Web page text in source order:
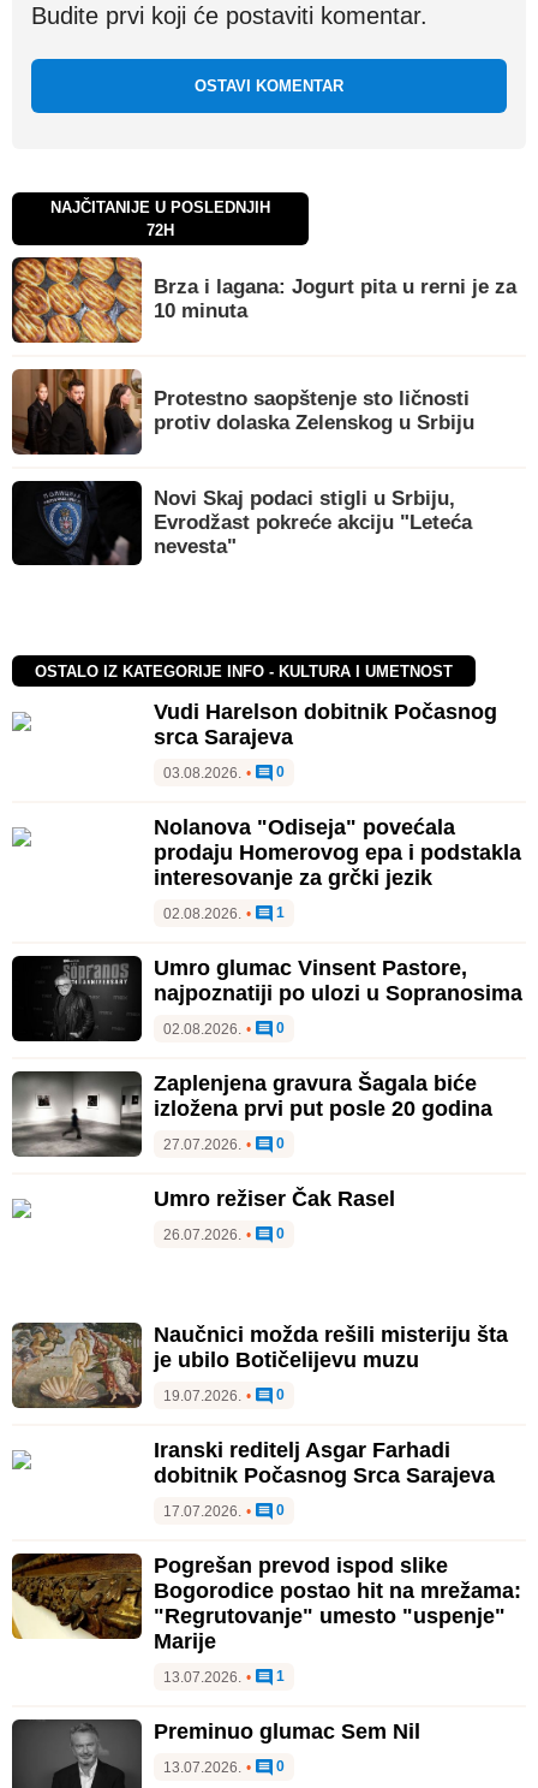
Budite prvi koji će postaviti komentar.
OSTAVI KOMENTAR
NAJČITANIJE U POSLEDNJIH
72H
Brza i lagana: Jogurt pita u rerni je za
10 minuta
Protestno saopštenje sto ličnosti
protiv dolaska Zelenskog u Srbiju
Novi Skaj podaci stigli u Srbiju,
Evrodžast pokreće akciju "Leteća
nevesta"
OSTALO IZ KATEGORIJE INFO - KULTURA I UMETNOST
Vudi Harelson dobitnik Počasnog
srca Sarajeva
03.08.2026. • 0
Nolanova "Odiseja" povećala
prodaju Homerovog epa i podstakla
interesovanje za grčki jezik
02.08.2026. • 1
Umro glumac Vinsent Pastore,
najpoznatiji po ulozi u Sopranosima
02.08.2026. • 0
Zaplenjena gravura Šagala biće
izložena prvi put posle 20 godina
27.07.2026. • 0
Umro režiser Čak Rasel
26.07.2026. • 0
Naučnici možda rešili misteriju šta
je ubilo Botičelijevu muzu
19.07.2026. • 0
Iranski reditelj Asgar Farhadi
dobitnik Počasnog Srca Sarajeva
17.07.2026. • 0
Pogrešan prevod ispod slike
Bogorodice postao hit na mrežama:
"Regrutovanje" umesto "uspenje"
Marije
13.07.2026. • 1
Preminuo glumac Sem Nil
13.07.2026. • 0